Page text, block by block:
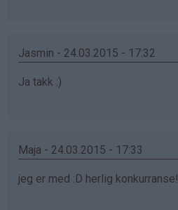
Jasmin - 24.03.2015 - 17:32
Ja takk :)
Maja - 24.03.2015 - 17:33
jeg er med :D herlig konkurranse!